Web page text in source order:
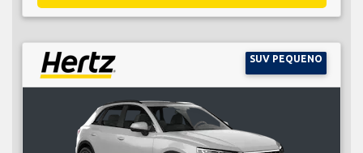
SUV PEQUENO